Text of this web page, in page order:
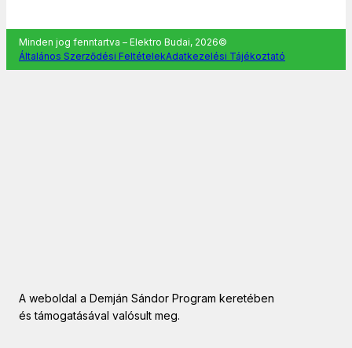
Minden jog fenntartva – Elektro Budai, 2026©
Általános Szerződési FeltételekAdatkezelési Tájékoztató
A weboldal a Demján Sándor Program keretében
és támogatásával valósult meg.